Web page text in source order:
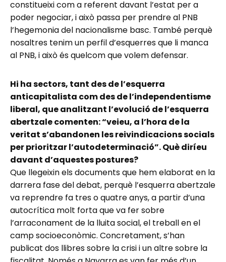
constitueixi com a referent davant l’estat per a
poder negociar, i això passa per prendre al PNB
l’hegemonia del nacionalisme basc. També perquè
nosaltres tenim un perfil d’esquerres que li manca
al PNB, i això és quelcom que volem defensar.
Hi ha sectors, tant des de l’esquerra
anticapitalista com des de l’independentisme
liberal, que analitzant l’evolució de l’esquerra
abertzale comenten: “veieu, a l’hora de la
veritat s’abandonen les reivindicacions socials
per prioritzar l’autodeterminació”. Què diríeu
davant d’aquestes postures?
Que llegeixin els documents que hem elaborat en la
darrera fase del debat, perquè l’esquerra abertzale
va reprendre fa tres o quatre anys, a partir d’una
autocrítica molt forta que va fer sobre
l’arraconament de la lluita social, el treball en el
camp socioeconòmic. Concretament, s’han
publicat dos llibres sobre la crisi i un altre sobre la